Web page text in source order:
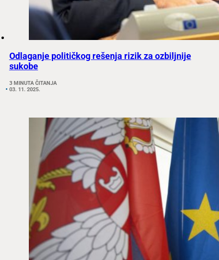
Odlaganje političkog rešenja rizik za ozbiljnije
sukobe
3 MINUTA ČITANJA
03. 11. 2025.